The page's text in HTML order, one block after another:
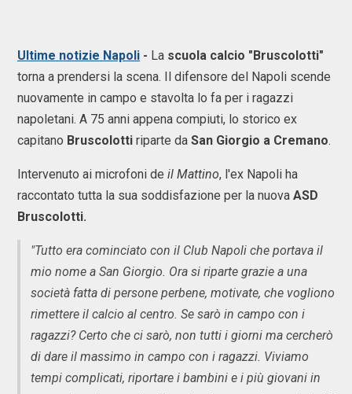
Ultime notizie Napoli - La scuola calcio "Bruscolotti"
torna a prendersi la scena. Il difensore del Napoli scende
nuovamente in campo e stavolta lo fa per i ragazzi
napoletani. A 75 anni appena compiuti, lo storico ex
capitano Bruscolotti riparte da San Giorgio a Cremano.
Intervenuto ai microfoni de il Mattino, l'ex Napoli ha
raccontato tutta la sua soddisfazione per la nuova ASD
Bruscolotti.
"Tutto era cominciato con il Club Napoli che portava il
mio nome a San Giorgio. Ora si riparte grazie a una
società fatta di persone perbene, motivate, che vogliono
rimettere il calcio al centro. Se sarò in campo con i
ragazzi? Certo che ci sarò, non tutti i giorni ma cercherò
di dare il massimo in campo con i ragazzi. Viviamo
tempi complicati, riportare i bambini e i più giovani in